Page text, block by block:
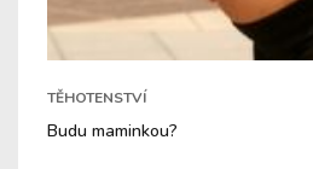
TĚHOTENSTVÍ
Budu maminkou?